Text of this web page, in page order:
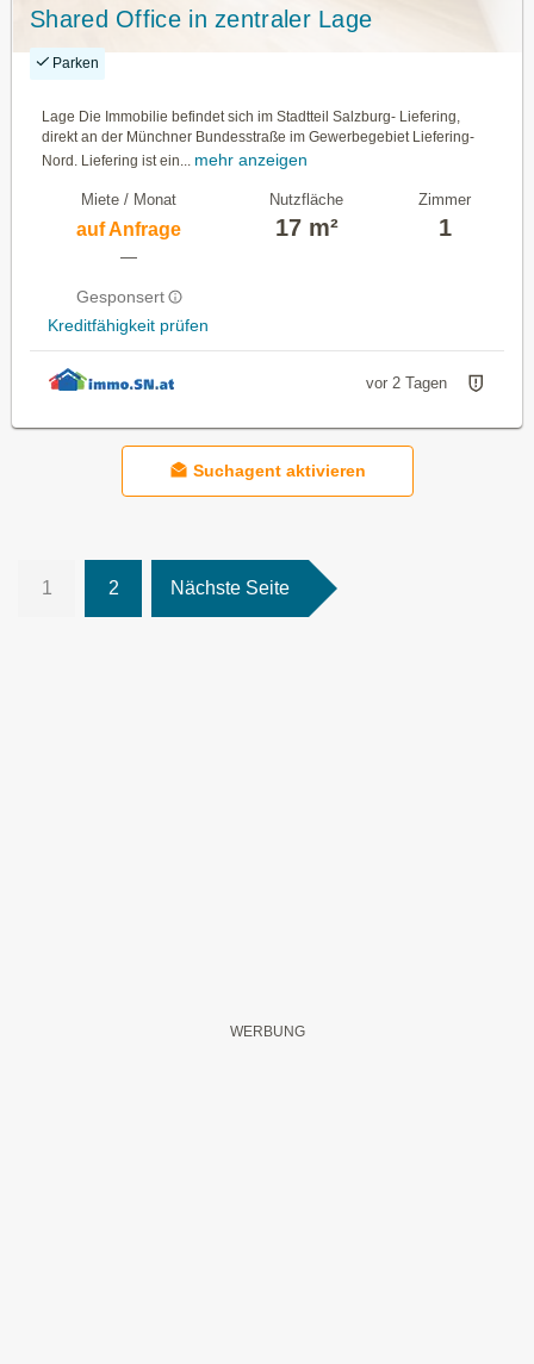
Shared Office in zentraler Lage
Parken
Lage Die Immobilie befindet sich im Stadtteil Salzburg- Liefering,
direkt an der Münchner Bundesstraße im Gewerbegebiet Liefering-
Nord. Liefering ist ein...
mehr anzeigen
Miete / Monat
auf Anfrage
—
Gesponsert
Kreditfähigkeit prüfen
Nutzfläche
17 m²
Zimmer
1
vor 2 Tagen
Suchagent aktivieren
1 2 Nächste Seite